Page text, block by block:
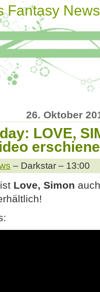
Fantasy News
26. Oktober
LOVE,
– Darkstar – 13:00
Love, Simon